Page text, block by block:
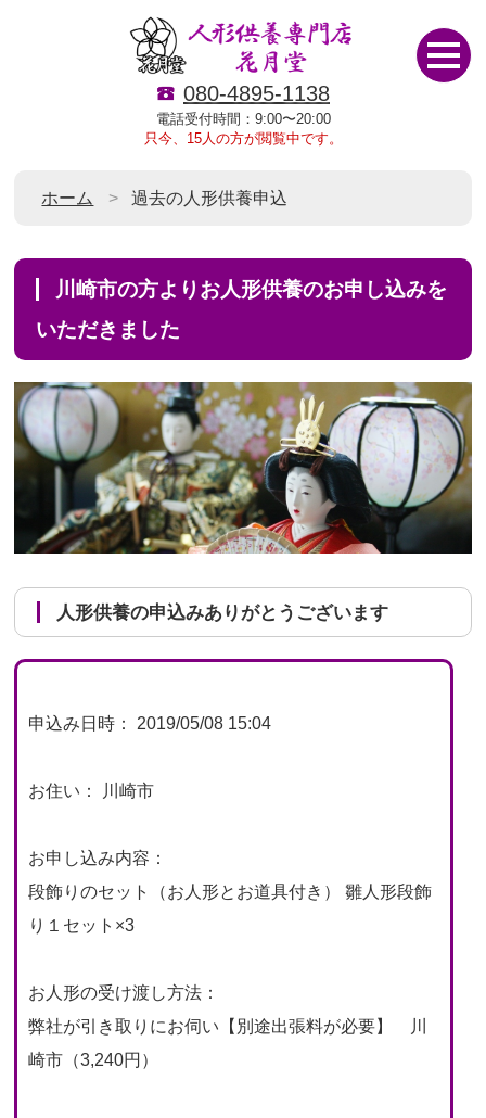
080-4895-1138
電話受付時間：9:00〜20:00
只今、15人の方が閲覧中です。
ホーム 過去の人形供養申込
川崎市の方よりお人形供養のお申し込みを
いただきました
人形供養の申込みありがとうございます
申込み日時： 2019/05/08 15:04
お住い： 川崎市
お申し込み内容：
段飾りのセット（お人形とお道具付き） 雛人形段飾
り１セット×3
お人形の受け渡し方法：
弊社が引き取りにお伺い【別途出張料が必要】 川
崎市（3,240円）